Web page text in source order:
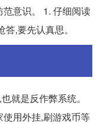
意识。 1. 仔细阅读
,要先认真思。
就是反作弊系统。
用外挂,刷游戏币等